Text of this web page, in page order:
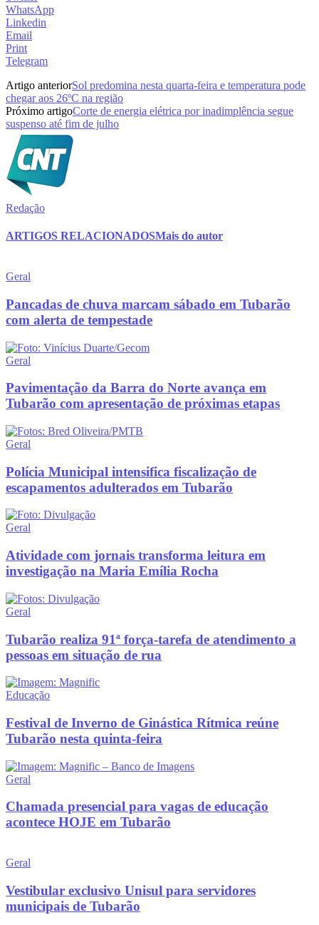
WhatsApp
Linkedin
Email
Print
Telegram
Artigo anteriorSol predomina nesta quarta-feira e temperatura pode
chegar aos 26ºC na região
Próximo artigoCorte de energia elétrica por inadimplência segue
suspenso até fim de julho
Redação
ARTIGOS RELACIONADOSMais do autor
Geral
Pancadas de chuva marcam sábado em Tubarão
com alerta de tempestade
Geral
Pavimentação da Barra do Norte avança em
Tubarão com apresentação de próximas etapas
Geral
Polícia Municipal intensifica fiscalização de
escapamentos adulterados em Tubarão
Geral
Atividade com jornais transforma leitura em
investigação na Maria Emília Rocha
Geral
Tubarão realiza 91ª força-tarefa de atendimento a
pessoas em situação de rua
Educação
Festival de Inverno de Ginástica Rítmica reúne
Tubarão nesta quinta-feira
Geral
Chamada presencial para vagas de educação
acontece HOJE em Tubarão
Geral
Vestibular exclusivo Unisul para servidores
municipais de Tubarão